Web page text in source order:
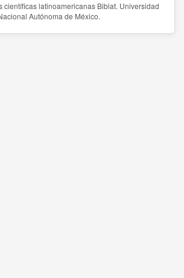
científicas latinoamericanas Biblat. Universidad
Autónoma de México.